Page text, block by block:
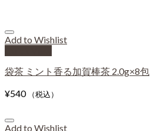
Add to Wishlist
袋茶 ミント香る加賀棒茶 2.0g×8包
¥540 （税込）
Add to Wishlist